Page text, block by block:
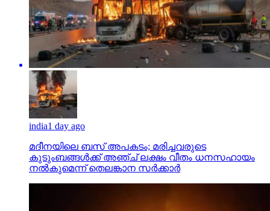
india1 day ago
മദീനയിലെ ബസ് അപകടം; മരിച്ചവരുടെ
കുടുംബങ്ങള്‍ക്ക് അഞ്ച് ലക്ഷം വീതം ധനസഹായം
നല്‍കുമെന്ന് തെലങ്കാന സര്‍ക്കാര്‍